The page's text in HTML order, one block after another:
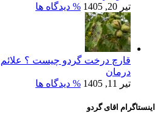
تیر 20, 1405
% دیدگاه ها
قارچ درخت گردو چیست ؟
درمان
تیر 11, 1405
% دیدگاه ها
اینستاگرام اقای گردو